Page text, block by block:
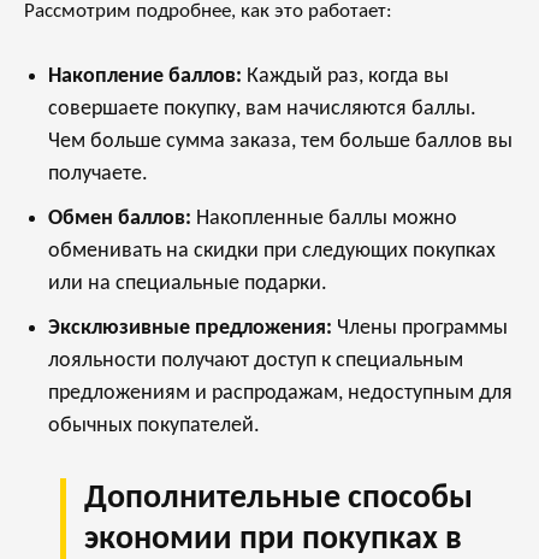
Рассмотрим подробнее, как это работает:
Накопление баллов: Каждый раз, когда вы
совершаете покупку, вам начисляются баллы.
Чем больше сумма заказа, тем больше баллов вы
получаете.
Обмен баллов: Накопленные баллы можно
обменивать на скидки при следующих покупках
или на специальные подарки.
Эксклюзивные предложения: Члены программы
лояльности получают доступ к специальным
предложениям и распродажам, недоступным для
обычных покупателей.
Дополнительные способы
экономии при покупках в